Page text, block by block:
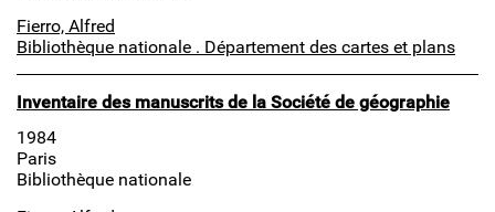
Fierro, Alfred
Bibliothèque nationale . Département des cartes et plans
Inventaire des manuscrits de la Société de géographie
1984
Paris
Bibliothèque nationale